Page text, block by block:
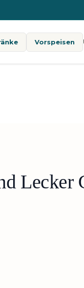
Vorspeisen
Lecker